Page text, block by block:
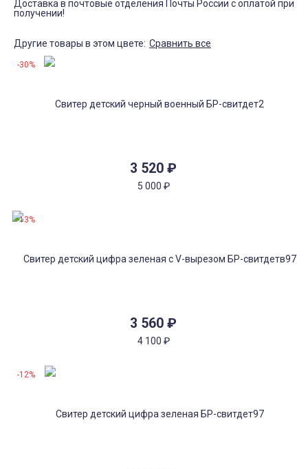
Доставка в почтовые отделения Почты России с оплатой при
получении!
Другие товары в этом цвете: Сравнить все
3 520 ₽
5 000 ₽
-30%
3 560 ₽
4 100 ₽
-13%
-12%